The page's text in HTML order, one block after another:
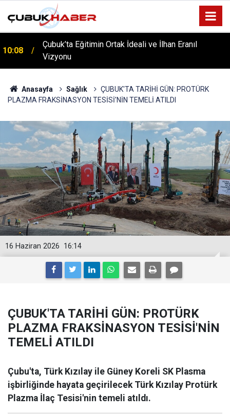
12:06
ÇUBUK’TA ‘YAZA MERHABA’ COŞKUSU: Kursiyerler
Gönüllerince Eğlendi!
Anasayfa Sağlık
ÇUBUK'TA TARİHİ GÜN: PROTÜRK
PLAZMA FRAKSİNASYON TESİSİ'NİN TEMELİ ATILDI
16:14
16 Haziran 2026
ÇUBUK'TA TARİHİ GÜN: PROTÜRK
PLAZMA FRAKSİNASYON TESİSİ'NİN
TEMELİ ATILDI
Çubu'ta, Türk Kızılay ile Güney Koreli SK Plasma
işbirliğinde hayata geçirilecek Türk Kızılay Protürk
Plazma İlaç Tesisi'nin temeli atıldı.